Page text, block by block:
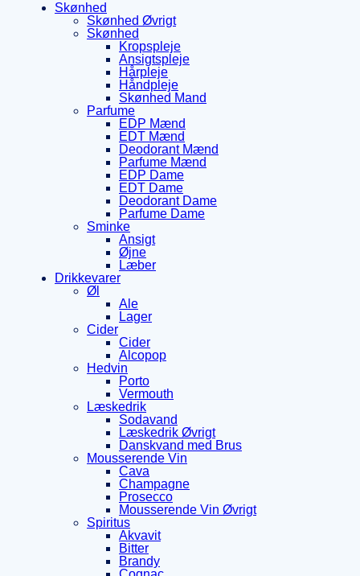
Skønhed
Skønhed Øvrigt
Skønhed
Kropspleje
Ansigtspleje
Hårpleje
Håndpleje
Skønhed Mand
Parfume
EDP Mænd
EDT Mænd
Deodorant Mænd
Parfume Mænd
EDP Dame
EDT Dame
Deodorant Dame
Parfume Dame
Sminke
Ansigt
Øjne
Læber
Drikkevarer
Øl
Ale
Lager
Cider
Cider
Alcopop
Hedvin
Porto
Vermouth
Læskedrik
Sodavand
Læskedrik Øvrigt
Danskvand med Brus
Mousserende Vin
Cava
Champagne
Prosecco
Mousserende Vin Øvrigt
Spiritus
Akvavit
Bitter
Brandy